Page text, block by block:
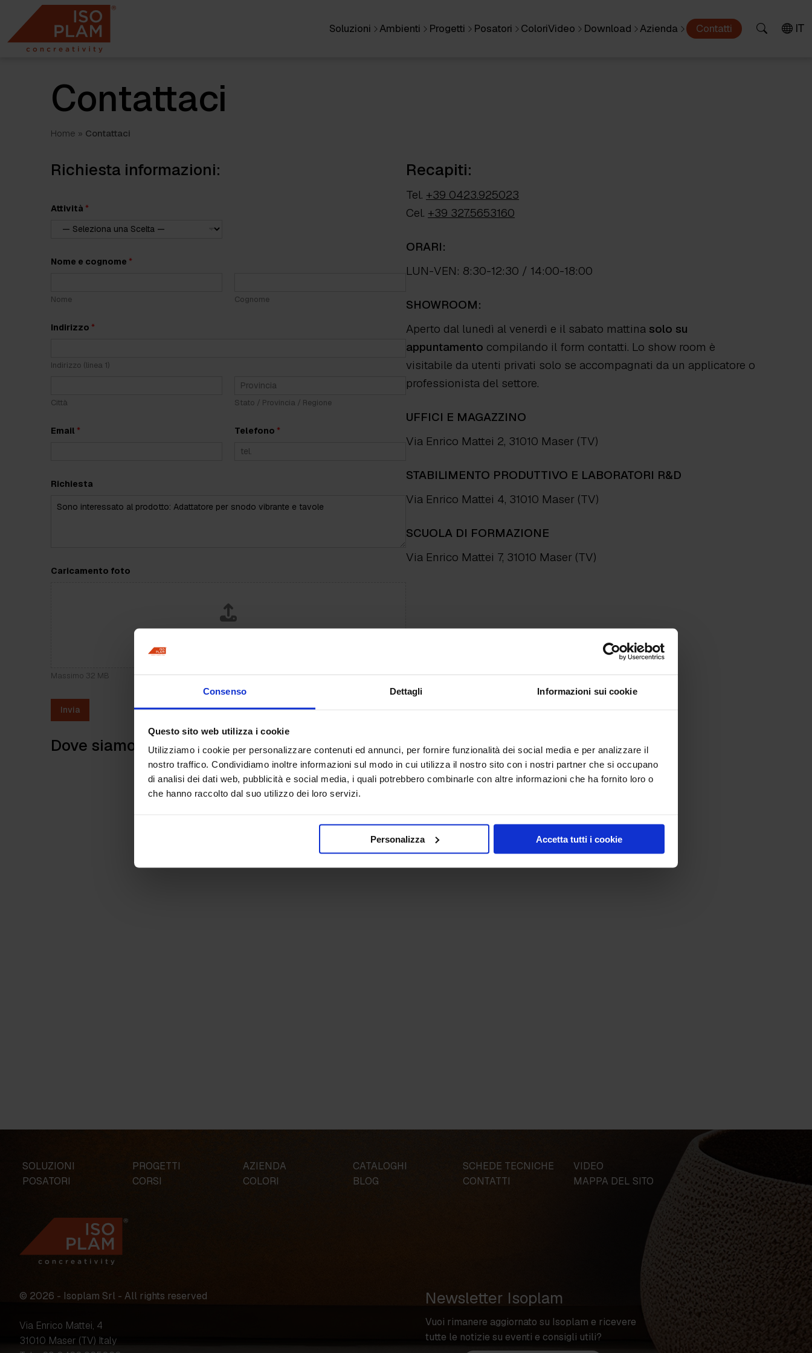
Consenso Dettagli Informazioni sui cookie
Questo sito web utilizza i cookie
Utilizziamo i cookie per personalizzare contenuti ed annunci, per fornire funzionalità dei social media e per analizzare il
nostro traffico. Condividiamo inoltre informazioni sul modo in cui utilizza il nostro sito con i nostri partner che si occupano
di analisi dei dati web, pubblicità e social media, i quali potrebbero combinarle con altre informazioni che ha fornito loro o
che hanno raccolto dal suo utilizzo dei loro servizi.
Personalizza Accetta tutti i cookie
content
Soluzioni Ambienti Progetti Posatori ColoriVideo Download Azienda Contatti IT
Contattaci
Home » Contattaci
Richiesta informazioni:
Attività *
m
*
Nome e cognome *
Nome Cognome
Indirizzo *
Indirizzo (linea 1)
Città Stato / Provincia / Regione
Email * Telefono *
Richiesta
Caricamento foto
Massimo 32 MB
Invia
Recapiti:
Tel. +39 0423.925023
Cel. +39 327.5653160
ORARI:
LUN-VEN: 8:30-12:30 / 14:00-18:00
SHOWROOM:
Aperto dal lunedì al venerdì e il sabato mattina solo su
appuntamento compilando il form contatti. Lo show room è
visitabile da utenti privati solo se accompagnati da un applicatore o
professionista del settore.
UFFICI E MAGAZZINO
Via Enrico Mattei 2, 31010 Maser (TV)
STABILIMENTO PRODUTTIVO E LABORATORI R&D
Via Enrico Mattei 4, 31010 Maser (TV)
SCUOLA DI FORMAZIONE
Via Enrico Mattei 7, 31010 Maser (TV)
Dove siamo:
SOLUZIONI PROGETTI AZIENDA CATALOGHI SCHEDE TECNICHE
VIDEO
POSATORI
CORSI COLORI BLOG CONTATTI MAPPA DEL SITO
© 2026 - Isoplam Srl - All rights reserved
Via Enrico Mattei, 4
31010 Maser (TV) Italy
Newsletter Isoplam
Vuoi rimanere aggiornato su Isoplam e ricevere
tutte le notizie su eventi e consigli utili?